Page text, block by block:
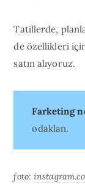
Tatillerde,
de özellikleri
satın alıyoruz.
Farketing
odaklan.
foto: